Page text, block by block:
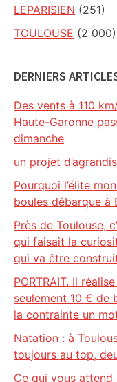
LEPARISIEN (251)
TOULOUSE (2 000)
DERNIERS
Des vents à 110
Haute-Garonne
dimanche
un projet
Pourquoi l’élite
boules débarque à
Près de Toulouse,
qui faisait la
qui va être
PORTRAIT. Il
seulement 10 € de
la contrainte un
Natation : à
toujours au top,
Ce qui vous